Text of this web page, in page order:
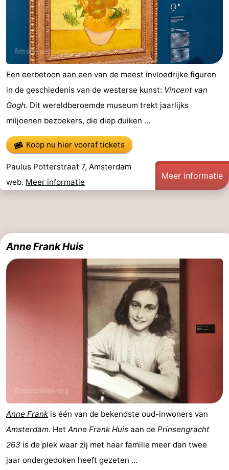
Nieuws
Medische
adressen
Regio
Waddeneilanden
-
Schiermonnikoog
Ameland
Terschelling
-
Natuur
Schoorlse
-
Bergen
Zee
-
Alkmaar
-
Egmond
aan
Zee
Noordhollands
duinreservaat
Wijk
aan
Zee
Natuur
Zuid-
Kennermerland
-
Amsterdam
-
Haarlem
-
Een eerbetoon aan een van de meest invloedrijke figuren
in de geschiedenis van de westerse kunst: Vincent van
Gogh. Dit wereldberoemde museum trekt jaarlijks
miljoenen bezoekers, die diep duiken ...
Koop nu hier vooraf tickets
Paulus Potterstraat 7, Amsterdam
web. Meer informatie
Meer informatie
Anne Frank Huis
Anne Frank is één van de bekendste oud-inwoners van
Amsterdam. Het Anne Frank Huis aan de Prinsengracht
263 is de plek waar zij met haar familie meer dan twee
jaar ondergedoken heeft gezeten ...